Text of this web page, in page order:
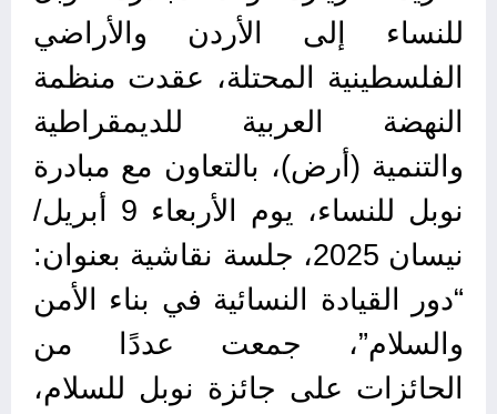
للنساء إلى الأردن والأراضي
الفلسطينية المحتلة، عقدت منظمة
النهضة العربية للديمقراطية
والتنمية (أرض)، بالتعاون مع مبادرة
نوبل للنساء، يوم الأربعاء 9 أبريل/
نيسان 2025، جلسة نقاشية بعنوان:
“دور القيادة النسائية في بناء الأمن
والسلام”، جمعت عددًا من
الحائزات على جائزة نوبل للسلام،